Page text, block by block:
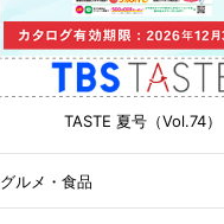
TASTE 夏号（Vol.74）
グルメ・食品